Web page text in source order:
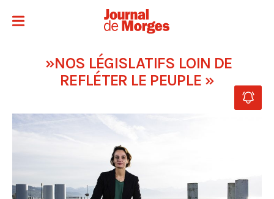
»NOS LÉGISLATIFS LOIN DE
REFLÉTER LE PEUPLE »